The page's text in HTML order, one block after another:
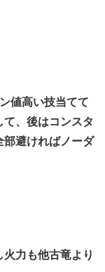
値高い技当てて
、後はコンスタ
部避ければノーダ
力も他古竜より